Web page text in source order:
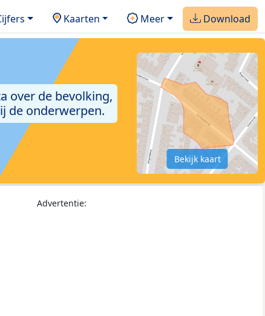
Kaarten Meer Download
over de bevolking,
de onderwerpen.
Bekijk kaart
Advertentie: